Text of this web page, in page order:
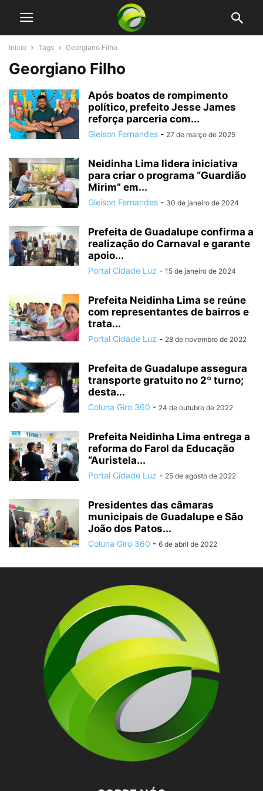
Início Tags Georgiano Filho
Georgiano Filho
Após boatos de rompimento
político, prefeito Jesse James
reforça parceria com...
Gleison Fernandes - 27 de março de 2025
Neidinha Lima lidera iniciativa
para criar o programa “Guardião
Mirim” em...
Gleison Fernandes - 30 de janeiro de 2024
Prefeita de Guadalupe confirma a
realização do Carnaval e garante
apoio...
Portal Cidade Luz - 15 de janeiro de 2024
Prefeita Neidinha Lima se reúne
com representantes de bairros e
trata...
Portal Cidade Luz - 28 de novembro de 2022
Prefeita de Guadalupe assegura
transporte gratuito no 2º turno;
desta...
Coluna Giro 360 - 24 de outubro de 2022
Prefeita Neidinha Lima entrega a
reforma do Farol da Educação
“Auristela...
Portal Cidade Luz - 25 de agosto de 2022
Presidentes das câmaras
municipais de Guadalupe e São
João dos Patos...
Coluna Giro 360 - 6 de abril de 2022